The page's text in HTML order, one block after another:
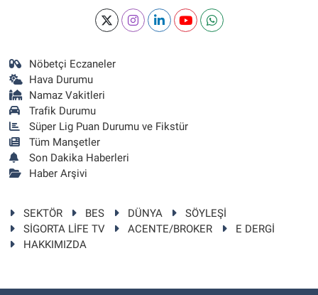
Nöbetçi Eczaneler
Hava Durumu
Namaz Vakitleri
Trafik Durumu
Süper Lig Puan Durumu ve Fikstür
Tüm Manşetler
Son Dakika Haberleri
Haber Arşivi
SEKTÖR BES DÜNYA
SÖYLEŞİ
SİGORTA LİFE TV
ACENTE/BROKER
E DERGİ
HAKKIMIZDA